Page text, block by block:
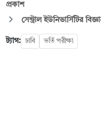
প্রকাশ
সেন্ট্রাল ইউনিভার্সিটির
ট্যাগ: ঢাবি ভর্তি পরীক্ষা